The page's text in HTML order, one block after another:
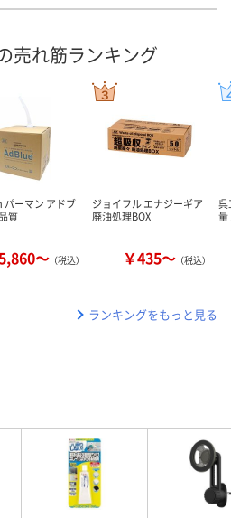
売れ筋ランキング
パーマン アドブ
質
～ （税込）
ジョイフル エナジーギア
廃油処理BOX
￥435～ （税込）
呉
量
ランキングをもっと見る